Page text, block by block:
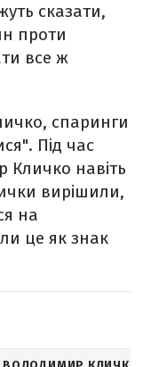
сказати,
проти
все ж
спаринги
Під час
Кличко навіть
вирішили,
на
це як знак